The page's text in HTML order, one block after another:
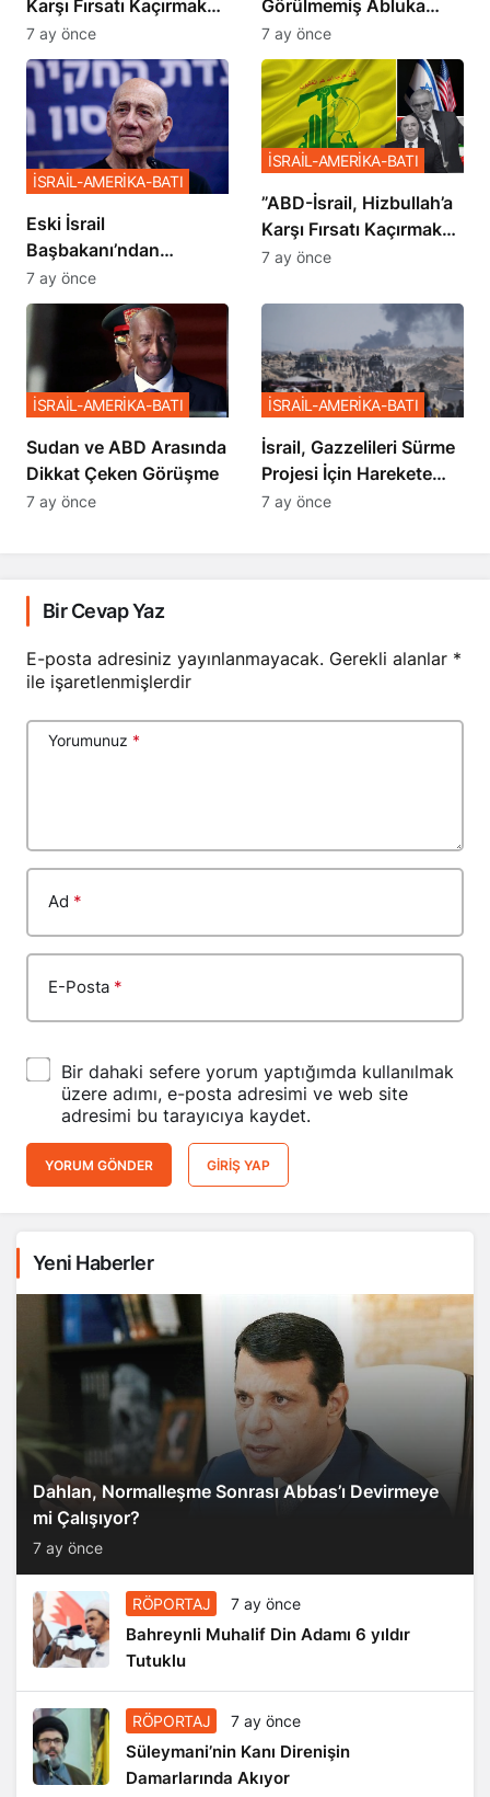
Karşı Fırsatı Kaçırmak
İstemiyor”
7 ay önce
Görülmemiş Abluka
Planı
7 ay önce
Eski İsrail
Başbakanı’ndan
Netanyahu’ya Ağır
Sözler
İSRAİL-AMERİKA-BATI
7 ay önce
​​​​​​​”ABD-İsrail, Hizbullah’a
Karşı Fırsatı Kaçırmak
İstemiyor”
İSRAİL-AMERİKA-BATI
7 ay önce
Sudan ve ABD Arasında
Dikkat Çeken Görüşme
İSRAİL-AMERİKA-BATI
7 ay önce
İsrail, Gazzelileri Sürme
Projesi İçin Harekete
Geçti
İSRAİL-AMERİKA-BATI
7 ay önce
Bir Cevap Yaz
E-posta adresiniz yayınlanmayacak. Gerekli alanlar *
ile işaretlenmişlerdir
Yorumunuz *
Ad *
E-Posta *
Bir dahaki sefere yorum yaptığımda kullanılmak
üzere adımı, e-posta adresimi ve web site
adresimi bu tarayıcıya kaydet.
YORUM GÖNDER GIRIŞ YAP
Yeni Haberler
Dahlan, Normalleşme Sonrası Abbas’ı Devirmeye
mi Çalışıyor?
7 ay önce
RÖPORTAJ 7 ay önce
Bahreynli Muhalif Din Adamı 6 yıldır
Tutuklu
RÖPORTAJ 7 ay önce
Süleymani’nin Kanı Direnişin
Damarlarında Akıyor